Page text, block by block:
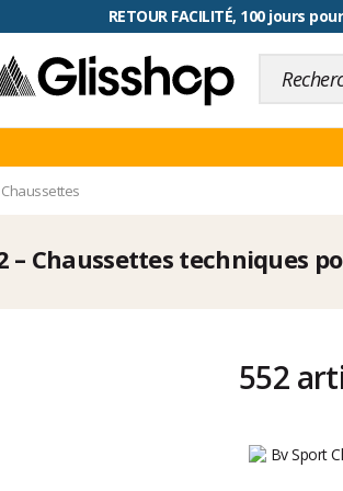
RETOUR FACILITÉ, 100 jours
Chaussettes
– Chaussettes techniques
552